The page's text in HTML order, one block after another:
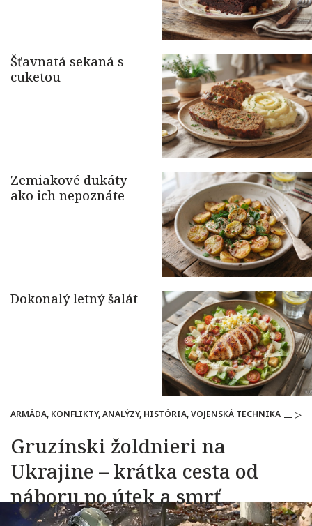
ARMÁDA, KONFLIKTY, ANALÝZY, HISTÓRIA, VOJENSKÁ TECHNIKA